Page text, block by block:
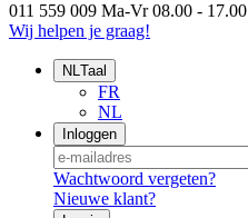
011 559 009 Ma-Vr 08.00 - 17.00
Wij helpen je graag!
NLTaal
FR
NL
Inloggen
Wachtwoord vergeten?
Nieuwe klant?